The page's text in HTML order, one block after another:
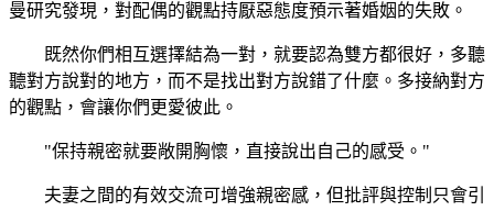
曼研究發現，對配偶的觀點持厭惡態度預示著婚姻的失敗。
既然你們相互選擇結為一對，就要認為雙方都很好，多聽
聽對方說對的地方，而不是找出對方說錯了什麼。多接納對方
的觀點，會讓你們更愛彼此。
"保持親密就要敞開胸懷，直接說出自己的感受。"
夫妻之間的有效交流可增強親密感，但批評與控制只會引